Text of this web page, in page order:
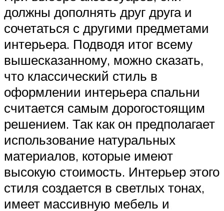
должны дополнять друг друга и
сочетаться с другими предметами
интерьера. Подводя итог всему
вышесказанному, можно сказать,
что классический стиль в
оформлении интерьера спальни
считается самым дорогостоящим
решением. Так как он предполагает
использование натуральных
материалов, которые имеют
высокую стоимость. Интерьер этого
стиля создается в светлых тонах,
имеет массивную мебель и